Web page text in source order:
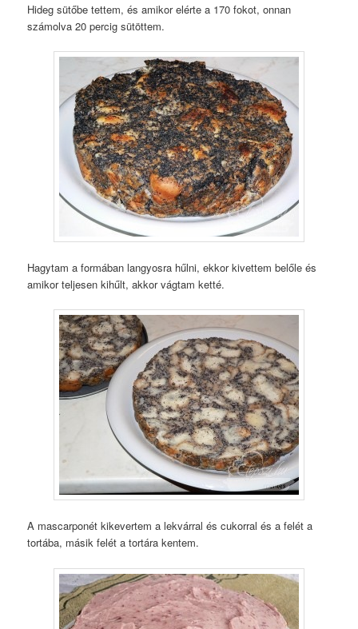
Hideg sütőbe tettem, és amikor elérte a 170 fokot, onnan
számolva 20 percig sütöttem.
Hagytam a formában langyosra hűlni, ekkor kivettem belőle és
amikor teljesen kihűlt, akkor vágtam ketté.
A mascarponét kikevertem a lekvárral és cukorral és a felét a
tortába, másik felét a tortára kentem.